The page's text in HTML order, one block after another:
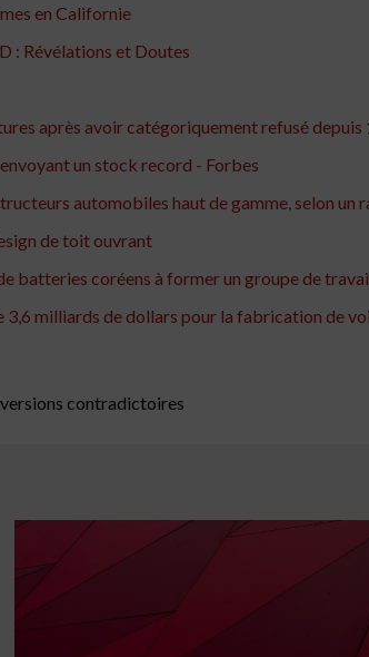
en Californie
: Révélations et Doutes
après avoir catégoriquement refusé depuis
un stock record - Forbes
automobiles haut de gamme, selon un
de toit ouvrant
batteries coréens à former un groupe de
milliards de dollars pour la fabrication de
contradictoires